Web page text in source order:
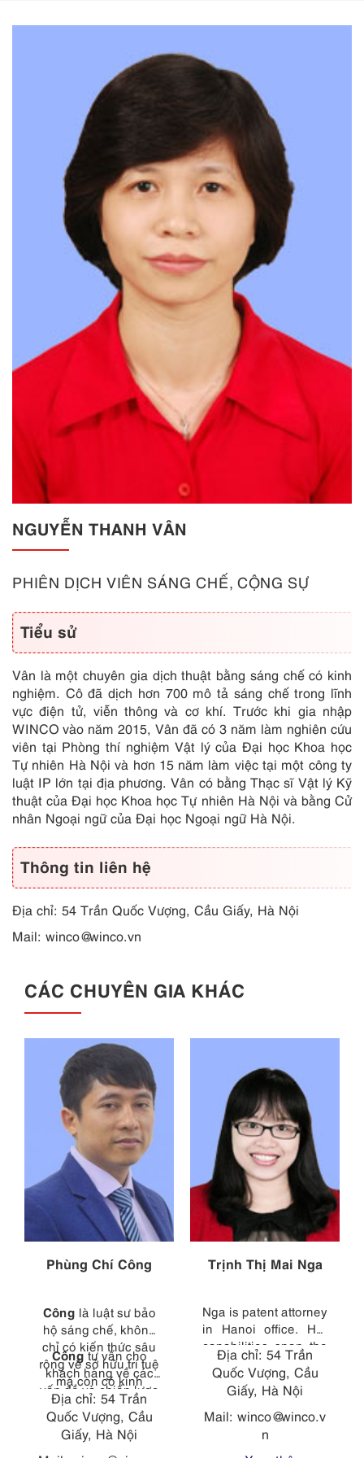
NGUYỄN THANH VÂN
PHIÊN DỊCH VIÊN SÁNG CHẾ, CỘNG SỰ
Tiểu sử
Vân là một chuyên gia dịch thuật bằng sáng chế có kinh
nghiệm. Cô đã dịch hơn 700 mô tả sáng chế trong lĩnh
vực điện tử, viễn thông và cơ khí. Trước khi gia nhập
WINCO vào năm 2015, Vân đã có 3 năm làm nghiên cứu
viên tại Phòng thí nghiệm Vật lý của Đại học Khoa học
Tự nhiên Hà Nội và hơn 15 năm làm việc tại một công ty
luật IP lớn tại địa phương. Vân có bằng Thạc sĩ Vật lý Kỹ
thuật của Đại học Khoa học Tự nhiên Hà Nội và bằng Cử
nhân Ngoại ngữ của Đại học Ngoại ngữ Hà Nội.
Thông tin liên hệ
Địa chỉ: 54 Trần Quốc Vượng, Cầu Giấy, Hà Nội
Mail: winco@winco.vn
CÁC CHUYÊN GIA KHÁC
Phùng Chí Công
Công là luật sư bảo
hộ sáng chế, không
chỉ có kiến thức sâu
rộng về sở hữu trí tuệ
mà còn có kinh
nghiệm trực tiếp trong
các lĩnh vực kỹ thuật
đa dạng, từ kỹ thuật
robot (Phòng thí
Côngtư vấn cho
khách hàng về các
vấn đề và chiến lược
bằng sáng chế tại
Việt Nam, đồng thời
xử lý các thủ tục khác
Địa chỉ: 54 Trần
Quốc Vượng, Cầu
Giấy, Hà Nội
Trịnh Thị Mai Nga
Nga is patent attorney
in Hanoi office. Her
capabilities span the
entire patent field,
from consulting with
clients and managing
cases, to drafting
patent specifications,
Địa chỉ: 54 Trần
Quốc Vượng, Cầu
Giấy, Hà Nội
Mail: winco@winco.v
n